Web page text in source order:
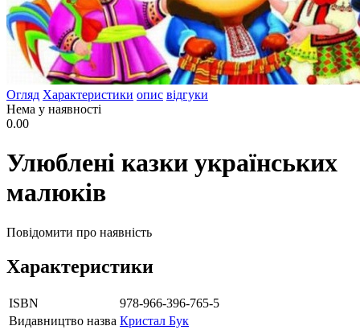
Огляд Характеристики опис відгуки
Нема у наявності
0.00
Улюблені казки українських
малюків
Повідомити про наявність
Характеристики
ISBN
978-966-396-765-5
Видавництво назва Кристал Бук